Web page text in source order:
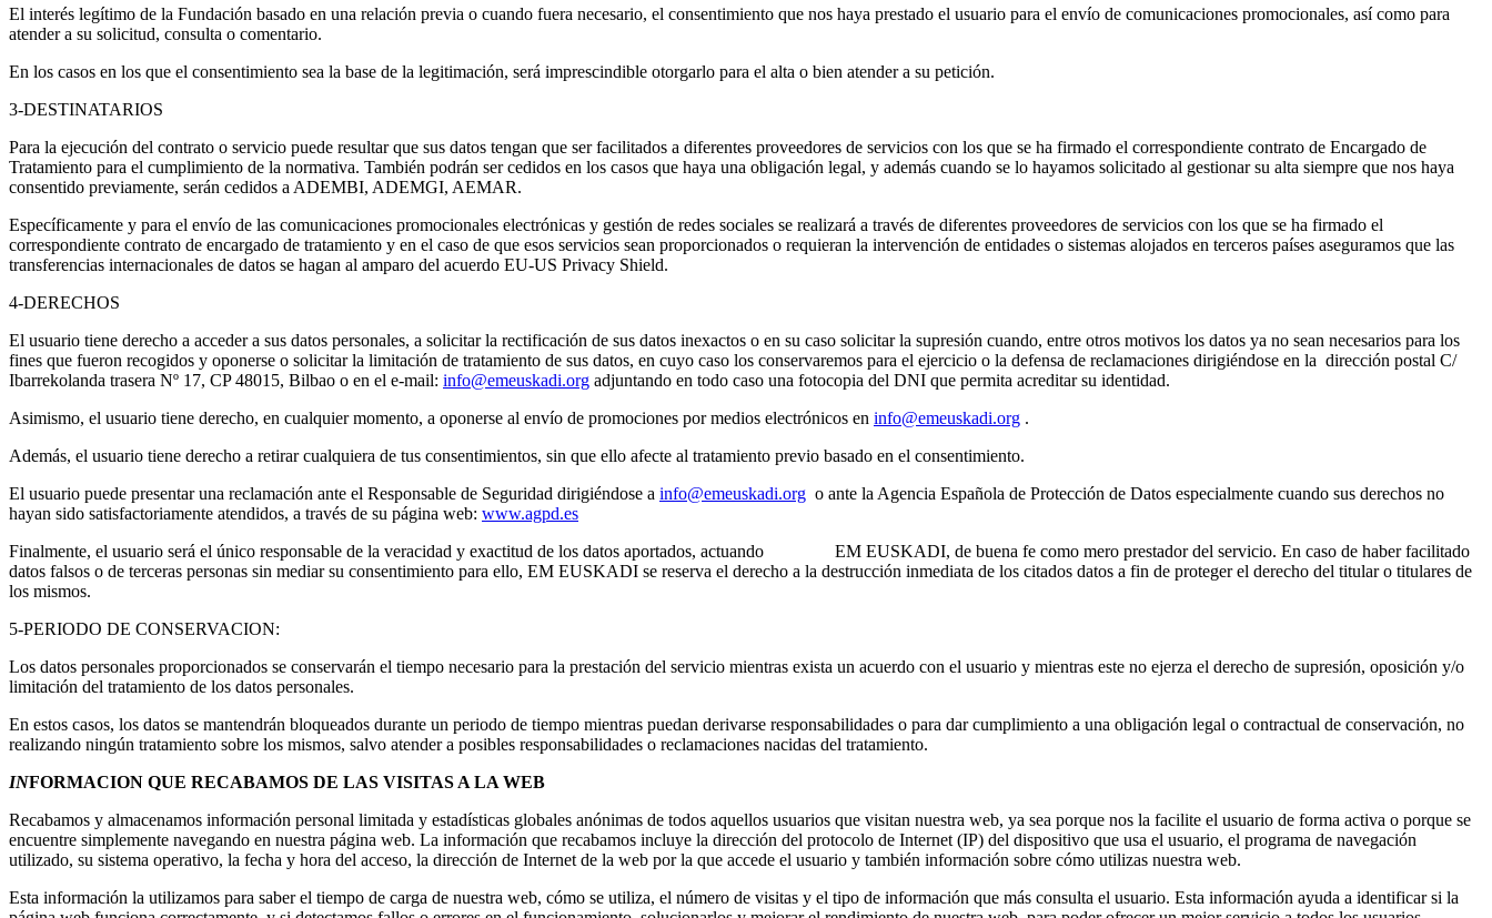
El interés legítimo de la Fundación basado en una relación previa o cuando fuera necesario, el consentimiento que nos haya prestado el usuario para el envío de comunicaciones promocionales, así como para
atender a su solicitud, consulta o comentario.
En los casos en los que el consentimiento sea la base de la legitimación, será imprescindible otorgarlo para el alta o bien atender a su petición.
3-DESTINATARIOS
Para la ejecución del contrato o servicio puede resultar que sus datos tengan que ser facilitados a diferentes proveedores de servicios con los que se ha firmado el correspondiente contrato de Encargado de
Tratamiento para el cumplimiento de la normativa. También podrán ser cedidos en los casos que haya una obligación legal, y además cuando se lo hayamos solicitado al gestionar su alta siempre que nos haya
consentido previamente, serán cedidos a ADEMBI, ADEMGI, AEMAR.
Específicamente y para el envío de las comunicaciones promocionales electrónicas y gestión de redes sociales se realizará a través de diferentes proveedores de servicios con los que se ha firmado el
correspondiente contrato de encargado de tratamiento y en el caso de que esos servicios sean proporcionados o requieran la intervención de entidades o sistemas alojados en terceros países aseguramos que las
transferencias internacionales de datos se hagan al amparo del acuerdo EU-US Privacy Shield.
4-DERECHOS
El usuario tiene derecho a acceder a sus datos personales, a solicitar la rectificación de sus datos inexactos o en su caso solicitar la supresión cuando, entre otros motivos los datos ya no sean necesarios para los
fines que fueron recogidos y oponerse o solicitar la limitación de tratamiento de sus datos, en cuyo caso los conservaremos para el ejercicio o la defensa de reclamaciones dirigiéndose en la dirección postal C/
Ibarrekolanda trasera Nº 17, CP 48015, Bilbao o en el e-mail: info@emeuskadi.org adjuntando en todo caso una fotocopia del DNI que permita acreditar su identidad.
Asimismo, el usuario tiene derecho, en cualquier momento, a oponerse al envío de promociones por medios electrónicos en info@emeuskadi.org .
Además, el usuario tiene derecho a retirar cualquiera de tus consentimientos, sin que ello afecte al tratamiento previo basado en el consentimiento.
El usuario puede presentar una reclamación ante el Responsable de Seguridad dirigiéndose a info@emeuskadi.org o ante la Agencia Española de Protección de Datos especialmente cuando sus derechos no
hayan sido satisfactoriamente atendidos, a través de su página web: www.agpd.es
Finalmente, el usuario será el único responsable de la veracidad y exactitud de los datos aportados, actuando EM EUSKADI, de buena fe como mero prestador del servicio. En caso de haber facilitado
datos falsos o de terceras personas sin mediar su consentimiento para ello, EM EUSKADI se reserva el derecho a la destrucción inmediata de los citados datos a fin de proteger el derecho del titular o titulares de
los mismos.
5-PERIODO DE CONSERVACION:
Los datos personales proporcionados se conservarán el tiempo necesario para la prestación del servicio mientras exista un acuerdo con el usuario y mientras este no ejerza el derecho de supresión, oposición y/o
limitación del tratamiento de los datos personales.
En estos casos, los datos se mantendrán bloqueados durante un periodo de tiempo mientras puedan derivarse responsabilidades o para dar cumplimiento a una obligación legal o contractual de conservación, no
realizando ningún tratamiento sobre los mismos, salvo atender a posibles responsabilidades o reclamaciones nacidas del tratamiento.
INFORMACION QUE RECABAMOS DE LAS VISITAS A LA WEB
Recabamos y almacenamos información personal limitada y estadísticas globales anónimas de todos aquellos usuarios que visitan nuestra web, ya sea porque nos la facilite el usuario de forma activa o porque se
encuentre simplemente navegando en nuestra página web. La información que recabamos incluye la dirección del protocolo de Internet (IP) del dispositivo que usa el usuario, el programa de navegación
utilizado, su sistema operativo, la fecha y hora del acceso, la dirección de Internet de la web por la que accede el usuario y también información sobre cómo utilizas nuestra web.
Esta información la utilizamos para saber el tiempo de carga de nuestra web, cómo se utiliza, el número de visitas y el tipo de información que más consulta el usuario. Esta información ayuda a identificar si la